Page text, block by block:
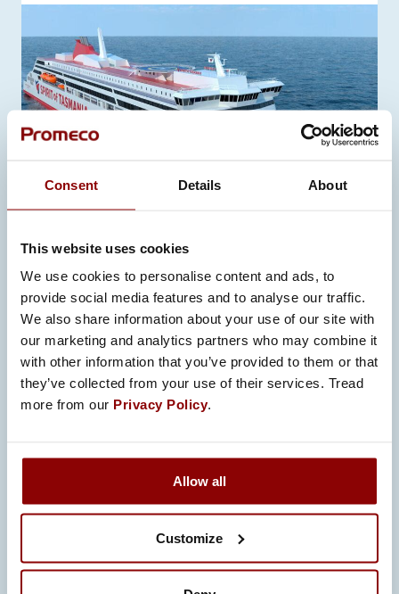
Consent Details About
This website uses cookies
We use cookies to personalise content and ads, to
provide social media features and to analyse our traffic.
We also share information about your use of our site with
our marketing and analytics partners who may combine it
with other information that you’ve provided to them or that
they’ve collected from your use of their services. Tread
more from our Privacy Policy.
Allow all
Customize
PRZEMYSŁ
PROMECO DOSTARCZA MASZYNY
DO GLOBALNEJ PRODUKCJI KABLI
I PRZEWODÓW
Firma Promeco nawiązała wieloletnią
partnerstwa skupiliśmy się…